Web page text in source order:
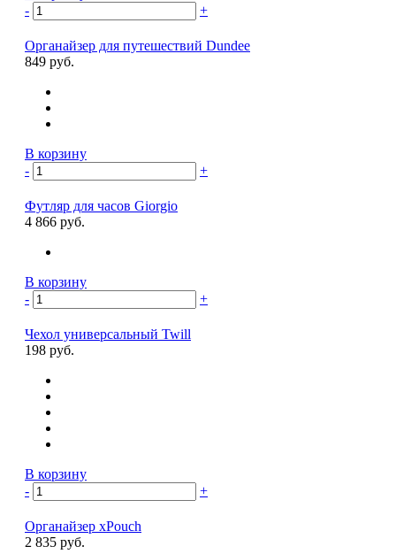
-
+
Органайзер для путешествий Dundee
849 руб.
В корзину
-
+
Футляр для часов Giorgio
4 866 руб.
В корзину
-
+
Чехол универсальный Twill
198 руб.
В корзину
-
+
Органайзер xPouch
2 835 руб.